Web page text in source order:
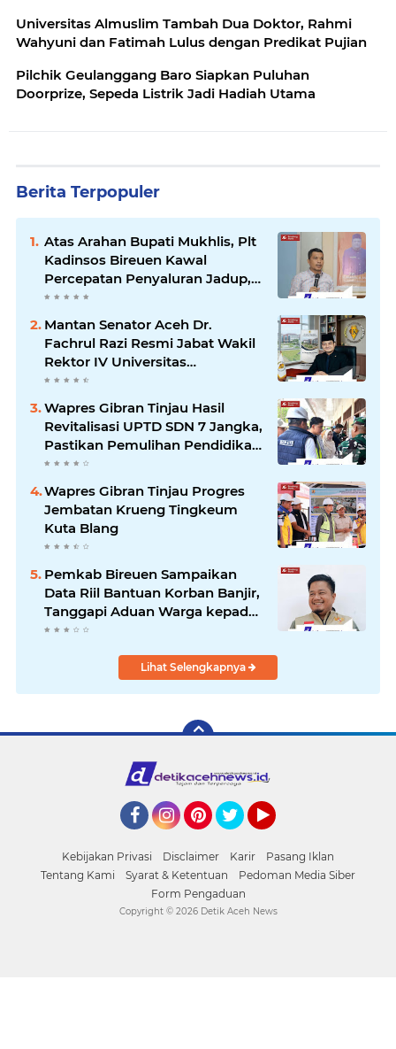
Universitas Almuslim Tambah Dua Doktor, Rahmi
Wahyuni dan Fatimah Lulus dengan Predikat Pujian
Pilchik Geulanggang Baro Siapkan Puluhan
Doorprize, Sepeda Listrik Jadi Hadiah Utama
Berita Terpopuler
Atas Arahan Bupati Mukhlis, Plt
Kadinsos Bireuen Kawal
Percepatan Penyaluran Jadup,
Intens Berkoordinasi dengan
Mantan Senator Aceh Dr.
Fachrul Razi Resmi Jabat Wakil
Rektor IV Universitas
Kartamulia Purwakarta
Wapres Gibran Tinjau Hasil
Revitalisasi UPTD SDN 7 Jangka,
Pastikan Pemulihan Pendidikan
Pascabencana Berjalan Optimal
Wapres Gibran Tinjau Progres
Jembatan Krueng Tingkeum
Kuta Blang
Pemkab Bireuen Sampaikan
Data Riil Bantuan Korban Banjir,
Tanggapi Aduan Warga kepada
Wapres
Lihat Selengkapnya
Kebijakan Privasi Disclaimer Karir
Pasang Iklan
Tentang Kami
Syarat & Ketentuan
Pedoman Media Siber
Form Pengaduan
Copyright © 2026 Detik Aceh News